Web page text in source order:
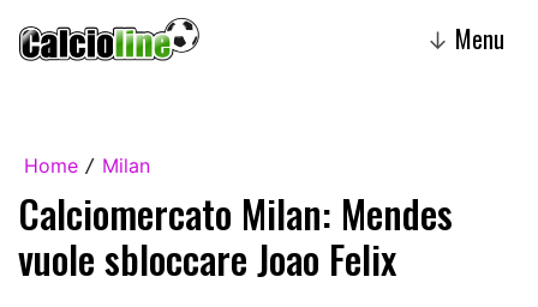
↓ Menu
Home / Milan
Calciomercato Milan: Mendes
vuole sbloccare Joao Felix